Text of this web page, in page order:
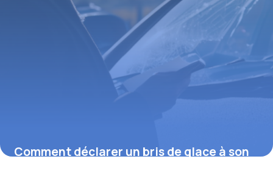
Comment déclarer un bris de glace à son